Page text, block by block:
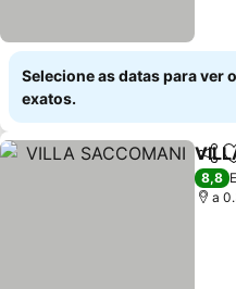
Selecione as datas para ver
exatos.
8,8
a